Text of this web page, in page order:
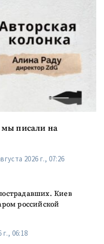
мы писали на
2026 г., 07:26
Киев
российской
г., 06:18